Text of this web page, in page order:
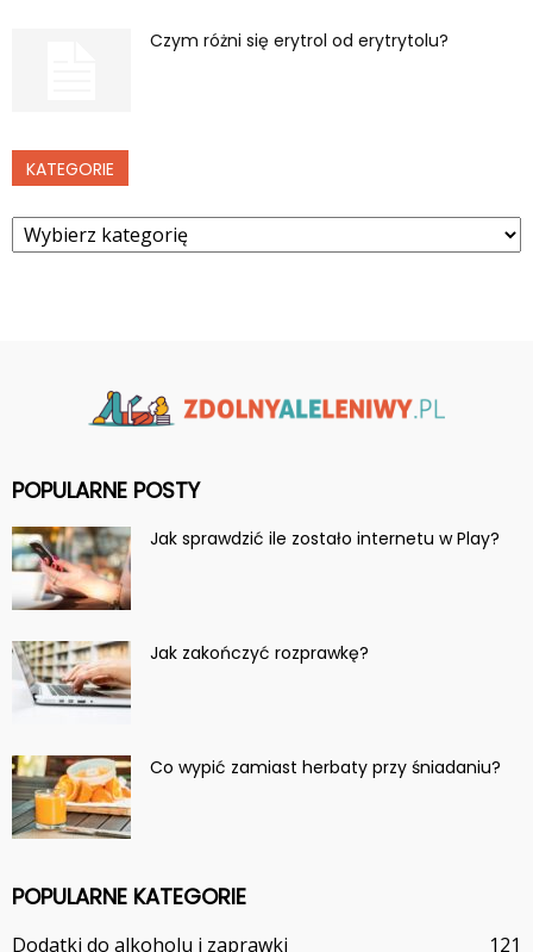
Czym różni się erytrol od erytrytolu?
KATEGORIE
Kategorie
POPULARNE POSTY
Jak sprawdzić ile zostało internetu w Play?
Jak zakończyć rozprawkę?
Co wypić zamiast herbaty przy śniadaniu?
POPULARNE KATEGORIE
Dodatki do alkoholu i zaprawki 121